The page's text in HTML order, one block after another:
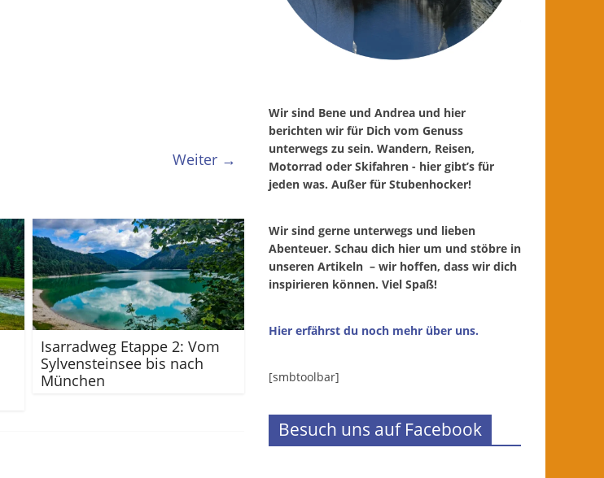
Weiter →
Isarradweg Etappe 2: Vom
Sylvensteinsee bis nach
München
Wir sind Bene und Andrea und hier
berichten wir für Dich vom Genuss
unterwegs zu sein. Wandern, Reisen,
Motorrad oder Skifahren - hier gibt’s für
jeden was. Außer für Stubenhocker!
Wir sind gerne unterwegs und lieben
Abenteuer. Schau dich hier um und stöbre in
unseren Artikeln – wir hoffen, dass wir dich
inspirieren können. Viel Spaß!
Hier erfährst du noch mehr über uns.
[smbtoolbar]
Besuch uns auf Facebook